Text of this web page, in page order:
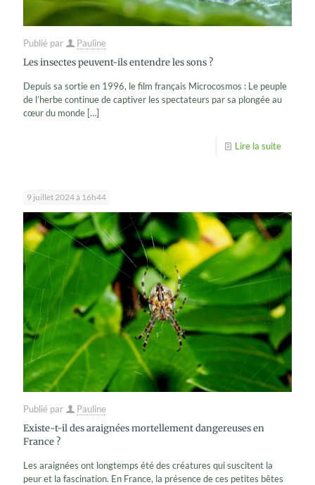
Publié par Pauline
Les insectes peuvent-ils entendre les sons ?
Depuis sa sortie en 1996, le film français Microcosmos : Le peuple
de l’herbe continue de captiver les spectateurs par sa plongée au
cœur du monde […]
Lire la suite
9 juillet 2024 à 16h44
Publié par Pauline
Existe-t-il des araignées mortellement dangereuses en
France ?
Les araignées ont longtemps été des créatures qui suscitent la
peur et la fascination. En France, la présence de ces petites bêtes